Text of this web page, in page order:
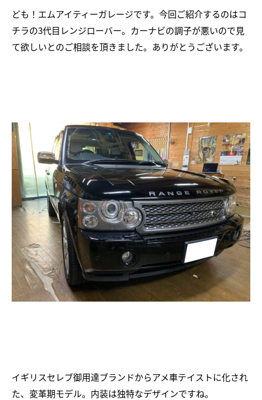
ども！エムアイティーガレージです。今回ご紹介するのはコ
チラの3代目レンジローバー。カーナビの調子が悪いので見
て欲しいとのご相談を頂きました。ありがとうございます。
イギリスセレブ御用達ブランドからアメ車テイストに化され
た、変革期モデル。内装は独特なデザインですね。